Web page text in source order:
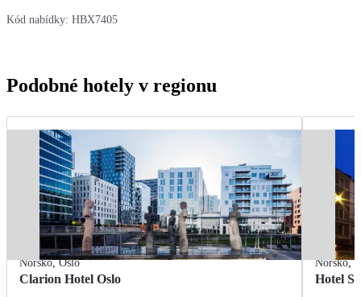
Kód nabídky: HBX7405
Podobné hotely v regionu
Norsko,Oslo
Clarion Hotel Oslo
Norsko,
Hotel